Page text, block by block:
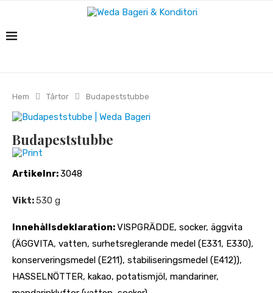
Hem Tårtor Budapeststubbe
Budapeststubbe
Print
Artikelnr:3048
Vikt:530 g
Innehållsdeklaration:VISPGRÄDDE, socker, äggvita
(ÄGGVITA, vatten, surhetsreglerande medel (E331, E330),
konserveringsmedel (E211), stabiliseringsmedel (E412)),
HASSELNÖTTER, kakao, potatismjöl, mandariner,